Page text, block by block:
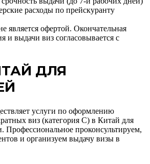
расходы по прейскуранту
является офертой. Окончательная
и выдачи виз согласовывается с
ДЛЯ
услуги по оформлению
виз (категория C) в Китай для
Профессиональное проконсультируем,
и организуем выдачу визы в